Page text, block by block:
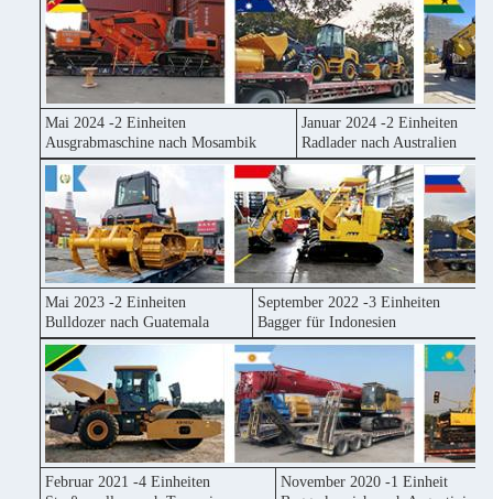
Mai 2024 -2 Einheiten
Ausgrabmaschine nach Mosambik
Januar 2024 -2 Einheiten
Radlader nach Australien
Mai 2023 -2 Einheiten
Bulldozer nach Guatemala
September 2022 -3 Einheiten
Bagger für Indonesien
Februar 2021 -4 Einheiten
November 2020 -1 Einheit